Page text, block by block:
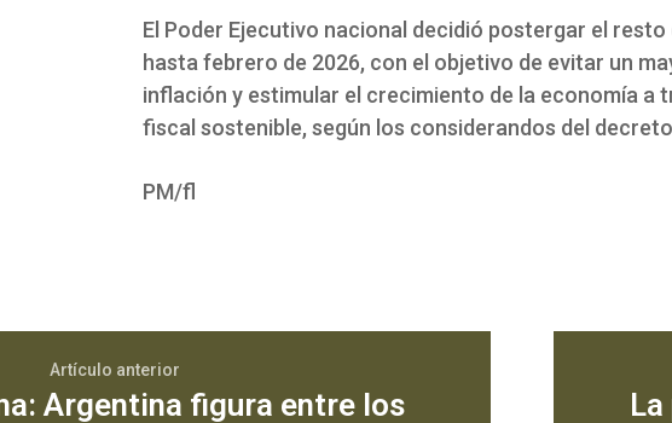
El Poder Ejecutivo nacional decidió postergar el
hasta febrero de 2026, con el objetivo de evitar un
inflación y estimular el crecimiento de la economía a
fiscal sostenible, según los considerandos del
PM/fl
Artículo anterior
Argentina figura entre los